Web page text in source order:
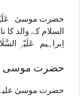
حضرت موسیٰ
السلام کے والد
اِبراہیم
عَلَیْہِ
حضرت موسی